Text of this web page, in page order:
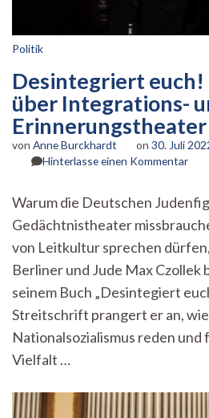
Politik
Desintegriert euch!
über Integrations-
Erinnerungstheater
von Anne Burckhardt on 30. Juli
Hinterlasse einen Kommentarzu
Max
über
und
Warum die Deutschen
Gedächtnistheater
von Leitkultur sprechen
Berliner und Jude Max Czollek
seinem Buch „Desintegiert
Streitschrift prangert er an,
Nationalsozialismus reden
Vielfalt …